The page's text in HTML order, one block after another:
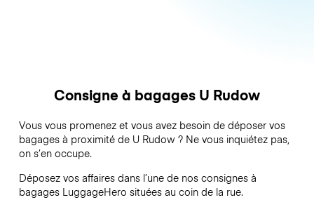
Consigne à bagages U Rudow
Vous vous promenez et vous avez besoin de déposer vos
bagages à proximité de U Rudow ? Ne vous inquiétez pas,
on s’en occupe.
Déposez vos affaires dans l’une de nos consignes à
bagages LuggageHero situées au coin de la rue.